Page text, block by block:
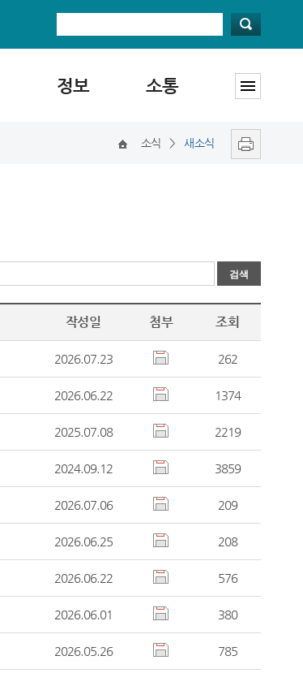
정보 소통
소식 > 새소식
작성일 첨부 조회
2026.07.23 262
2026.06.22 1374
2025.07.08 2219
2024.09.12 3859
2026.07.06 209
2026.06.25 208
2026.06.22 576
2026.06.01 380
2026.05.26 785